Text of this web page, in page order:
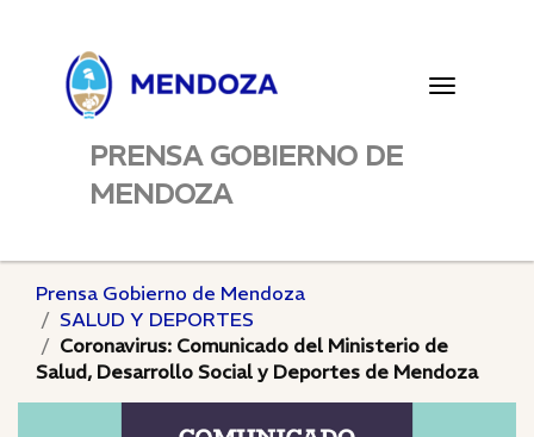
Toggle
PRENSA GOBIERNO DE
MENDOZA
Prensa Gobierno de Mendoza
SALUD Y DEPORTES
Coronavirus: Comunicado del Ministerio de
Salud, Desarrollo Social y Deportes de Mendoza